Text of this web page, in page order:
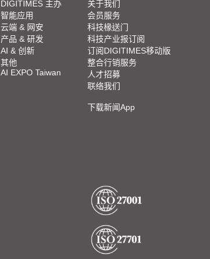
DIGITIMES 主办
智能应用
云端 & 网安
产品 & 研发
AI & 创新
其他
AI EXPO Taiwan
关于我们
会员服务
科技椽送门
科技产业报订阅
订阅DIGITIMES移动版
整合行销服务
人才招募
联络我们
下载新闻App